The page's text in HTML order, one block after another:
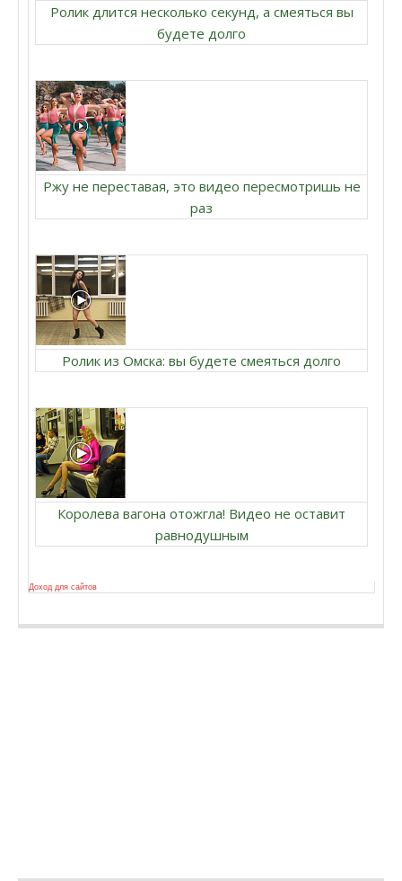
Ролик длится несколько секунд, а смеяться вы
будете долго
Ржу не переставая, это видео пересмотришь не
раз
Ролик из Омска: вы будете смеяться долго
Королева вагона отожгла! Видео не оставит
равнодушным
Доход для сайтов